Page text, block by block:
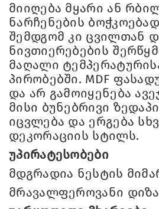
მიიღება მყარი ან
ნარჩენების
შემდგომ კი ცვილთან
ნივთიერებების
მაღალი
პირობებში. MDF
და არ გამოიყენება
მისი ბუნებრივი
იცვლება და ერგება
დეკორაციის სტილს.
უპირატესობები
მდგრადია ნესტის
მრავალფეროვანი